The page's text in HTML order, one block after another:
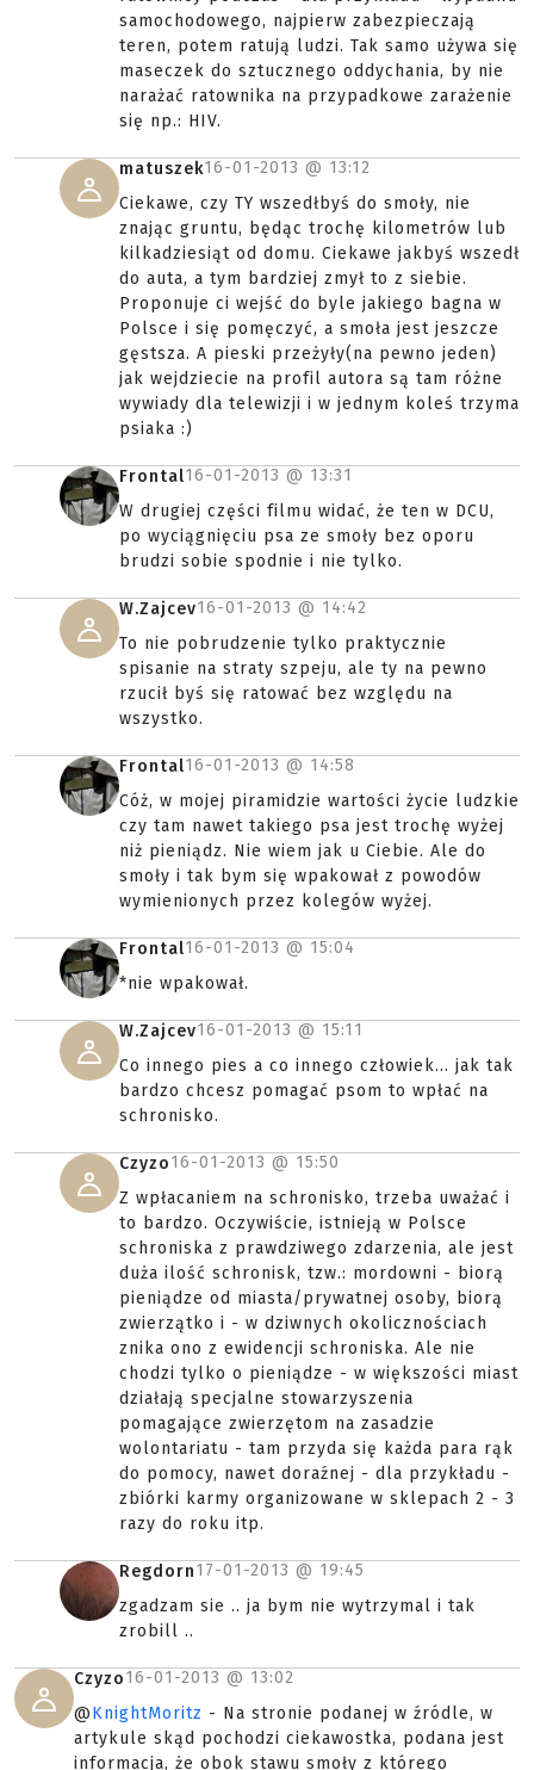
samochodowego, najpierw zabezpieczają
teren, potem ratują ludzi. Tak samo używa się
maseczek do sztucznego oddychania, by nie
narażać ratownika na przypadkowe zarażenie
się np.: HIV.
matuszek16-01-2013 @ 13:12
Ciekawe, czy TY wszedłbyś do smoły, nie
znając gruntu, będąc trochę kilometrów lub
kilkadziesiąt od domu. Ciekawe jakbyś wszedł
do auta, a tym bardziej zmył to z siebie.
Proponuje ci wejść do byle jakiego bagna w
Polsce i się pomęczyć, a smoła jest jeszcze
gęstsza. A pieski przeżyły(na pewno jeden)
jak wejdziecie na profil autora są tam różne
wywiady dla telewizji i w jednym koleś trzyma
psiaka :)
Frontal16-01-2013 @ 13:31
W drugiej części filmu widać, że ten w DCU,
po wyciągnięciu psa ze smoły bez oporu
brudzi sobie spodnie i nie tylko.
W.Zajcev16-01-2013 @ 14:42
To nie pobrudzenie tylko praktycznie
spisanie na straty szpeju, ale ty na pewno
rzucił byś się ratować bez względu na
wszystko.
Frontal16-01-2013 @ 14:58
Cóż, w mojej piramidzie wartości życie ludzkie
czy tam nawet takiego psa jest trochę wyżej
niż pieniądz. Nie wiem jak u Ciebie. Ale do
smoły i tak bym się wpakował z powodów
wymienionych przez kolegów wyżej.
Frontal16-01-2013 @ 15:04
*nie wpakował.
W.Zajcev16-01-2013 @ 15:11
Co innego pies a co innego człowiek... jak tak
bardzo chcesz pomagać psom to wpłać na
schronisko.
Czyzo16-01-2013 @ 15:50
Z wpłacaniem na schronisko, trzeba uważać i
to bardzo. Oczywiście, istnieją w Polsce
schroniska z prawdziwego zdarzenia, ale jest
duża ilość schronisk, tzw.: mordowni - biorą
pieniądze od miasta/prywatnej osoby, biorą
zwierzątko i - w dziwnych okolicznościach
znika ono z ewidencji schroniska. Ale nie
chodzi tylko o pieniądze - w większości miast
działają specjalne stowarzyszenia
pomagające zwierzętom na zasadzie
wolontariatu - tam przyda się każda para rąk
do pomocy, nawet doraźnej - dla przykładu -
zbiórki karmy organizowane w sklepach 2 - 3
razy do roku itp.
Regdorn17-01-2013 @ 19:45
zgadzam sie .. ja bym nie wytrzymal i tak
zrobill ..
Czyzo16-01-2013 @ 13:02
@KnightMoritz - Na stronie podanej w źródle, w
artykule skąd pochodzi ciekawostka, podana jest
informacja, że obok stawu smoły z którego